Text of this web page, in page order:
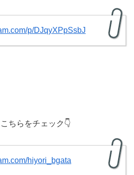
p/DJqyXPpSsbJ
ちらをチェック👇
hiyori_bgata